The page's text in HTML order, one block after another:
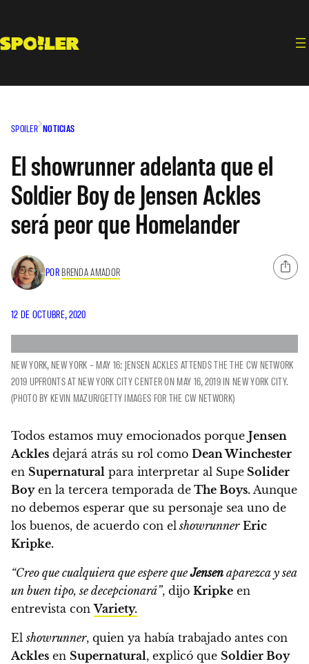
contenido
SPOILER NOTICIAS
El showrunner adelanta que el
Soldier Boy de Jensen Ackles
será peor que Homelander
POR BRENDA AMADOR
12 DE OCTUBRE, 2020
NEW YORK, NEW YORK – MAY 16: JENSEN ACKLES ATTENDS THE THE CW NETWORK
2019 UPFRONTS AT NEW YORK CITY CENTER ON MAY 16, 2019 IN NEW YORK CITY.
(PHOTO BY KEVIN MAZUR/GETTY IMAGES FOR THE CW NETWORK)
Todos estamos muy emocionados porque Jensen
Ackles dejará atrás su rol como Dean Winchester
en Supernatural para interpretar al Supe Solider
Boyen la tercera temporada de The Boys. Aunque
no debemos esperar que su personaje sea uno de
los buenos, de acuerdo con elshowrunner Eric
Kripke.
“Creo que cualquiera que espere queJensen aparezca y sea
un buen tipo, se decepcionará”, dijo Kripke en
entrevista conVariety.
Elshowrunner, quien ya había trabajado antes con
Ackles en Supernatural, explicó que Soldier Boy